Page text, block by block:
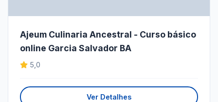
Ajeum Culinaria Ancestral - Curso básico
online Garcia Salvador BA
5,0
Ver Detalhes